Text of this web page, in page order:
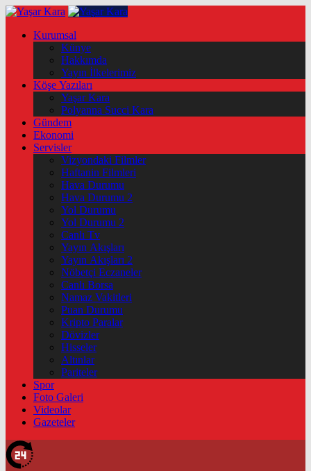
Kurumsal
Künye
Hakkımda
Yayın İlkelerimiz
Köşe Yazıları
Yaşar Kara
Polyanna Succi Kara
Gündem
Ekonomi
Servisler
Vizyondaki Filmler
Haftanin Filmleri
Hava Durumu
Hava Durumu 2
Yol Durumu
Yol Durumu 2
Canlı Tv
Yayın Akışları
Yayın Akışları 2
Nöbetçi Eczaneler
Canlı Borsa
Namaz Vakitleri
Puan Durumu
Kripto Paralar
Dövizler
Hisseler
Altınlar
Pariteler
Spor
Foto Galeri
Videolar
Gazeteler